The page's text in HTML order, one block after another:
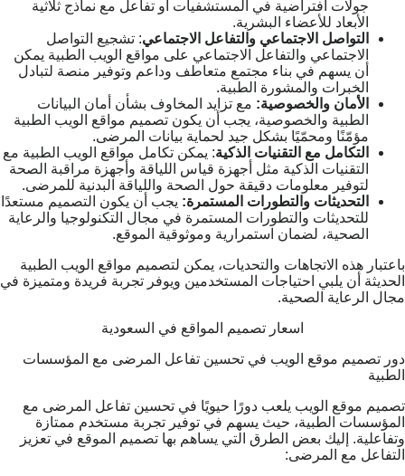
جولات افتراضية في المستشفيات أو تفاعل مع نماذج ثلاثية
الأبعاد للأعضاء البشرية.
التواصل الاجتماعي والتفاعل الاجتماعي: تشجيع التواصل
الاجتماعي والتفاعل الاجتماعي على مواقع الويب الطبية يمكن
أن يسهم في بناء مجتمع متعاطف وداعم وتوفير منصة لتبادل
الخبرات والمشورة الطبية.
الأمان والخصوصية: مع تزايد المخاوف بشأن أمان البيانات
الطبية والخصوصية، يجب أن يكون تصميم مواقع الويب الطبية
مؤمّنًا ومحمّيًا بشكل جيد لحماية بيانات المرضى.
التكامل مع التقنيات الذكية: يمكن تكامل مواقع الويب الطبية مع
التقنيات الذكية مثل أجهزة قياس اللياقة وأجهزة مراقبة الصحة
لتوفير معلومات دقيقة حول الصحة واللياقة البدنية للمرضى.
التحديثات والتطورات المستمرة: يجب أن يكون التصميم مستعدًا
للتحديثات والتطورات المستمرة في مجال التكنولوجيا والرعاية
الصحية، لضمان استمرارية وموثوقية الموقع.
باعتبار هذه الاتجاهات والتحديات، يمكن لتصميم مواقع الويب الطبية
الحديثة أن يلبي احتياجات المستخدمين ويوفر تجربة فريدة ومتميزة في
مجال الرعاية الصحية.
اسعار تصميم المواقع في السعودية
دور تصميم موقع الويب في تحسين تفاعل المرضى مع المؤسسات
الطبية
تصميم موقع الويب يلعب دورًا حيويًا في تحسين تفاعل المرضى مع
المؤسسات الطبية، حيث يسهم في توفير تجربة مستخدم ممتازة
وتفاعلية. إليك بعض الطرق التي يساهم بها تصميم الموقع في تعزيز
التفاعل مع المرضى: